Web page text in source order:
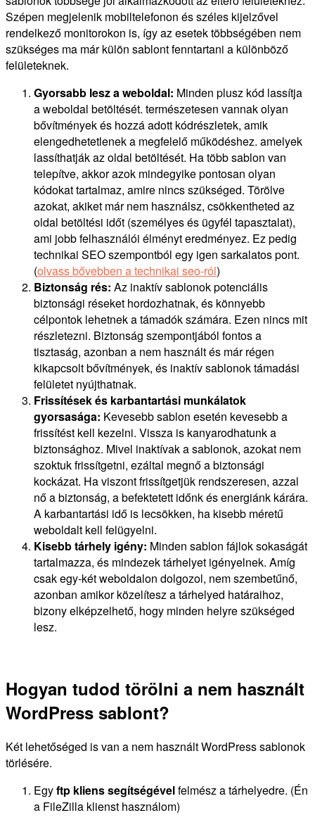
Szépen megjelenik mobiltelefonon és széles kijelzővel
rendelkező monitorokon is, így az esetek többségében nem
szükséges ma már külön sablont fenntartani a különböző
felületeknek.
Gyorsabb lesz a weboldal: Minden plusz kód lassítja
a weboldal betöltését. természetesen vannak olyan
bővítmények és hozzá adott kódrészletek, amik
elengedhetetlenek a megfelelő működéshez. amelyek
lassíthatják az oldal betöltését. Ha több sablon van
telepítve, akkor azok mindegyike pontosan olyan
kódokat tartalmaz, amire nincs szükséged. Törölve
azokat, akiket már nem használsz, csökkentheted az
oldal betöltési időt (személyes és ügyfél tapasztalat),
ami jobb felhasználói élményt eredményez. Ez pedig
technikai SEO szempontból egy igen sarkalatos pont.
(olvass bővebben a technikai seo-ról)
Biztonság rés: Az inaktív sablonok potenciális
biztonsági réseket hordozhatnak, és könnyebb
célpontok lehetnek a támadók számára. Ezen nincs mit
részletezni. Biztonság szempontjából fontos a
tisztaság, azonban a nem használt és már régen
kikapcsolt bővítmények, és inaktív sablonok támadási
felületet nyújthatnak.
Frissítések és karbantartási munkálatok
gyorsasága: Kevesebb sablon esetén kevesebb a
frissítést kell kezelni. Vissza is kanyarodhatunk a
biztonsághoz. Mivel inaktívak a sablonok, azokat nem
szoktuk frissítgetni, ezáltal megnő a biztonsági
kockázat. Ha viszont frissítgetjük rendszeresen, azzal
nő a biztonság, a befektetett időnk és energiánk kárára.
A karbantartási idő is lecsökken, ha kisebb méretű
weboldalt kell felügyelni.
Kisebb tárhely igény: Minden sablon fájlok sokaságát
tartalmazza, és mindezek tárhelyet igényelnek. Amíg
csak egy-két weboldalon dolgozol, nem szembetűnő,
azonban amikor közelítesz a tárhelyed határaihoz,
bizony elképzelhető, hogy minden helyre szükséged
lesz.
Hogyan tudod törölni a nem használt
WordPress sablont?
Két lehetőséged is van a nem használt WordPress sablonok
törlésére.
Egyftp kliens segítségévelfelmész a tárhelyedre. (Én
a FileZilla klienst használom)